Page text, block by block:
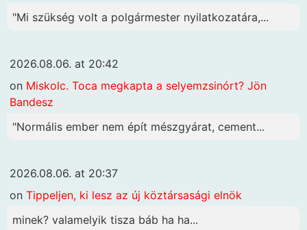
"Mi szükség volt a polgármester nyilatkozatára,...
2026.08.06. at 20:42
on Miskolc. Toca megkapta a selyemzsinórt? Jön
Bandesz
"Normális ember nem épít mészgyárat, cement...
2026.08.06. at 20:37
on Tippeljen, ki lesz az új köztársasági elnök
minek? valamelyik tisza báb ha ha...